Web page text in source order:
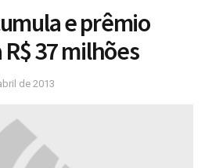
e prêmio
37 milhões
de 2013